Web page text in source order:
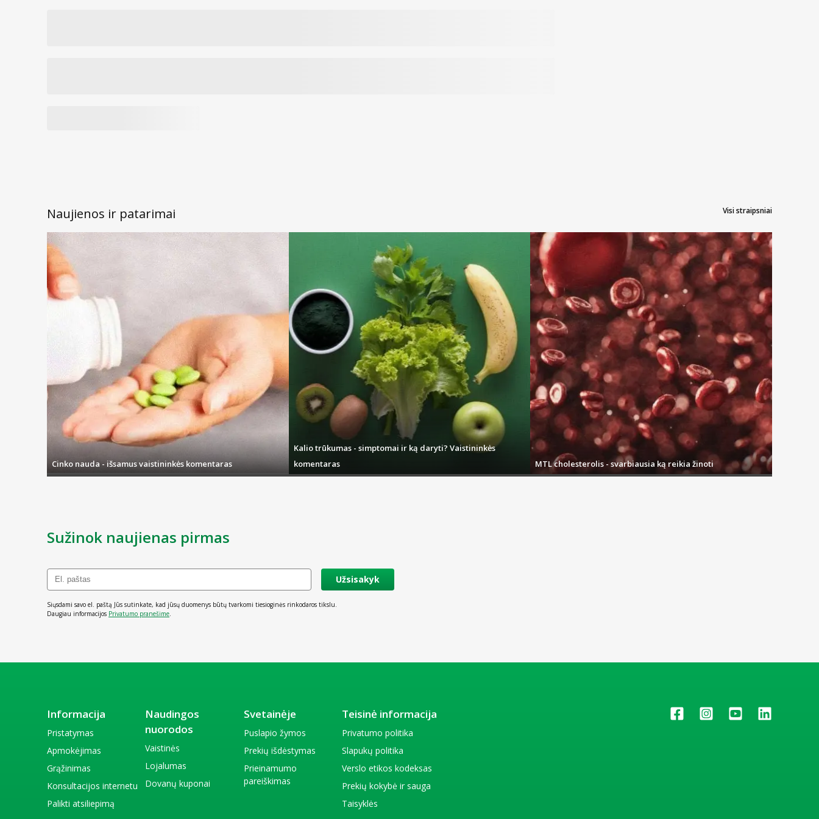
Naujienos ir patarimai Visi straipsniai
Cinko nauda - išsamus vaistininkės komentaras
Kalio trūkumas - simptomai ir ką daryti? Vaistininkės
komentaras
MTL cholesterolis - svarbiausia ką reikia žinoti
Sužinok naujienas pirmas
Užsisakyk
Siųsdami savo el. paštą Jūs sutinkate, kad jūsų duomenys būtų tvarkomi tiesioginės rinkodaros tikslu.
Daugiau informacijos Privatumo pranešime
Informacija
Pristatymas
Apmokėjimas
Grąžinimas
Konsultacijos internetu
Palikti atsiliepimą
Naudingos
nuorodos
Vaistinės
Lojalumas
Dovanų kuponai
Svetainėje
Puslapio žymos
Prekių išdėstymas
Prieinamumo
pareiškimas
Teisinė informacija
Privatumo politika
Slapukų politika
Verslo etikos kodeksas
Prekių kokybė ir sauga
Taisyklės